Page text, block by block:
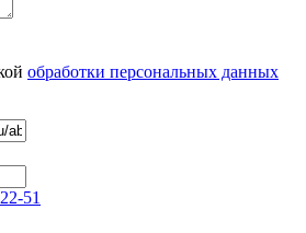
обработки персональных данных
51